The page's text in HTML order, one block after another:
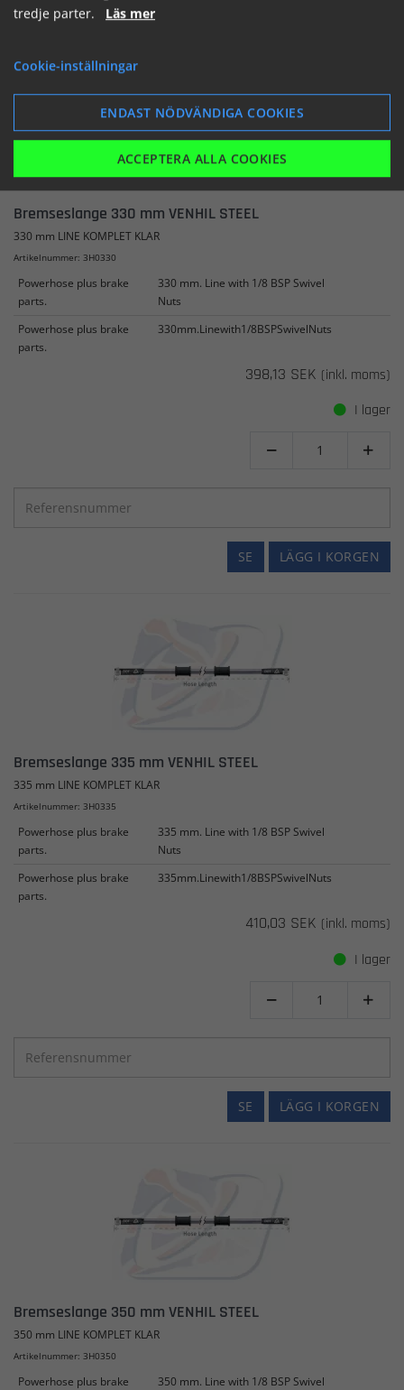
Bremseslange 330 mm VENHIL STEEL
330 mm LINE KOMPLET KLAR
Artikelnummer: 3H0330
Powerhose plus brake
parts.
330 mm. Line with 1/8 BSP Swivel
Nuts
Powerhose plus brake
parts.
330mm.Linewith1/8BSPSwivelNuts
398,13 SEK (inkl. moms)
I lager
 
LÄGG I KORGEN
SE
Bremseslange 335 mm VENHIL STEEL
335 mm LINE KOMPLET KLAR
Artikelnummer: 3H0335
Powerhose plus brake
parts.
335 mm. Line with 1/8 BSP Swivel
Nuts
Powerhose plus brake
parts.
335mm.Linewith1/8BSPSwivelNuts
410,03 SEK (inkl. moms)
I lager
 
LÄGG I KORGEN
SE
Bremseslange 350 mm VENHIL STEEL
350 mm LINE KOMPLET KLAR
Artikelnummer: 3H0350
Powerhose plus brake
350 mm. Line with 1/8 BSP Swivel
tredje parter. Läs mer
Cookie-inställningar
ENDAST NÖDVÄNDIGA COOKIES
ACCEPTERA ALLA COOKIES